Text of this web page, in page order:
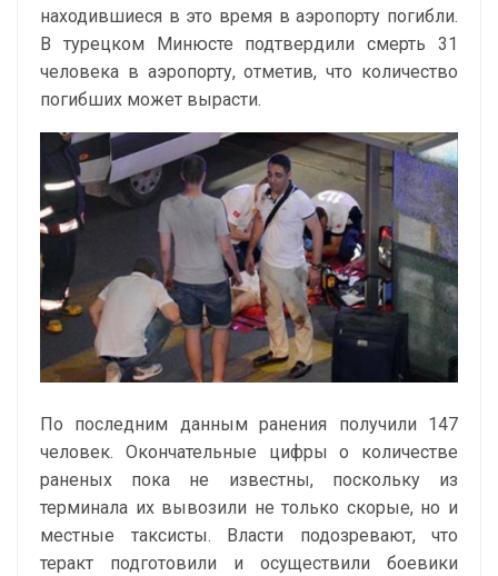
находившиеся в это время в аэропорту погибли.
В турецком Минюсте подтвердили смерть 31
человека в аэропорту, отметив, что количество
погибших может вырасти.
По последним данным ранения получили 147
человек. Окончательные цифры о количестве
раненых пока не известны, поскольку из
терминала их вывозили не только скорые, но и
местные таксисты. Власти подозревают, что
теракт подготовили и осуществили боевики